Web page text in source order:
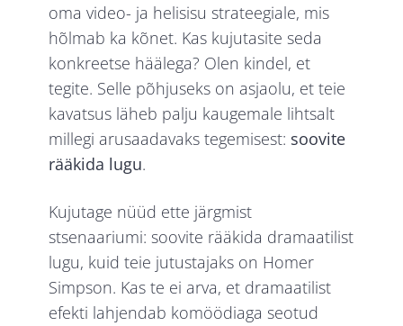
oma video- ja helisisu strateegiale, mis
hõlmab ka kõnet. Kas kujutasite seda
konkreetse häälega? Olen kindel, et
tegite. Selle põhjuseks on asjaolu, et teie
kavatsus läheb palju kaugemale lihtsalt
millegi arusaadavaks tegemisest: soovite
rääkida lugu.
Kujutage nüüd ette järgmist
stsenaariumi: soovite rääkida dramaatilist
lugu, kuid teie jutustajaks on Homer
Simpson. Kas te ei arva, et dramaatilist
efekti lahjendab komöödiaga seotud